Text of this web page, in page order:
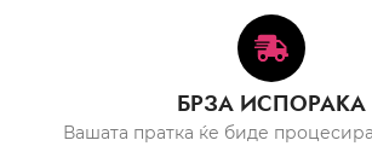
БРЗА ИСПОРАКА
Вашата пратка ќе биде